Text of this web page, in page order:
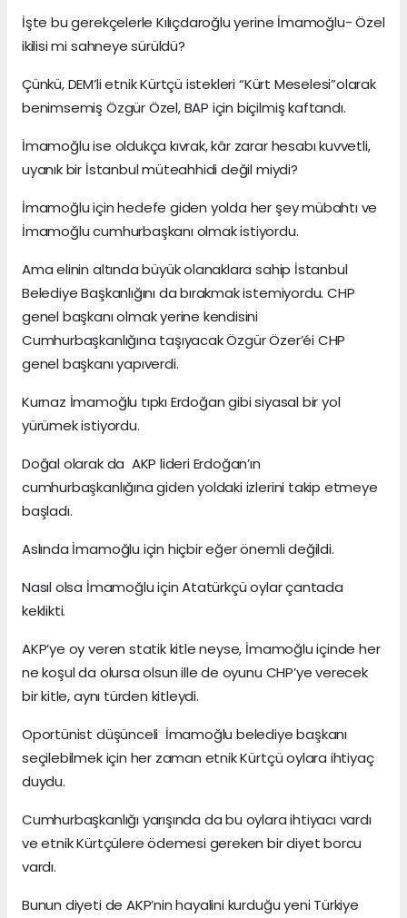
İşte bu gerekçelerle Kılıçdaroğlu yerine İmamoğlu- Özel
ikilisi mi sahneye sürüldü?
Çünkü, DEM’li etnik Kürtçü istekleri “Kürt Meselesi”olarak
benimsemiş Özgür Özel, BAP için biçilmiş kaftandı.
İmamoğlu ise oldukça kıvrak, kâr zarar hesabı kuvvetli,
uyanık bir İstanbul müteahhidi değil miydi?
İmamoğlu için hedefe giden yolda her şey mübahtı ve
İmamoğlu cumhurbaşkanı olmak istiyordu.
Ama elinin altında büyük olanaklara sahip İstanbul
Belediye Başkanlığını da bırakmak istemiyordu. CHP
genel başkanı olmak yerine kendisini
Cumhurbaşkanlığına taşıyacak Özgür Özer’éi CHP
genel başkanı yapıverdi.
Kurnaz İmamoğlu tıpkı Erdoğan gibi siyasal bir yol
yürümek istiyordu.
Doğal olarak da AKP lideri Erdoğan’ın
cumhurbaşkanlığına giden yoldaki izlerini takip etmeye
başladı.
Aslında İmamoğlu için hiçbir eğer önemli değildi.
Nasıl olsa İmamoğlu için Atatürkçü oylar çantada
keklikti.
AKP’ye oy veren statik kitle neyse, İmamoğlu içinde her
ne koşul da olursa olsun ille de oyunu CHP’ye verecek
bir kitle, aynı türden kitleydi.
Oportünist düşünceli İmamoğlu belediye başkanı
seçilebilmek için her zaman etnik Kürtçü oylara ihtiyaç
duydu.
Cumhurbaşkanlığı yarışında da bu oylara ihtiyacı vardı
ve etnik Kürtçülere ödemesi gereken bir diyet borcu
vardı.
Bunun diyeti de AKP’nin hayalini kurduğu yeni Türkiye